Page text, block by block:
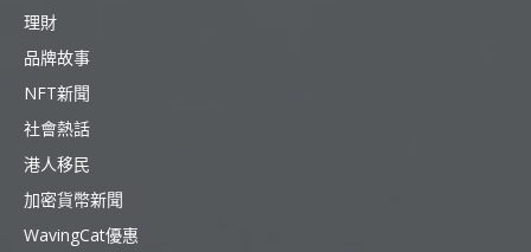
理財
品牌故事
NFT新聞
社會熱話
港人移民
加密貨幣新聞
WavingCat優惠